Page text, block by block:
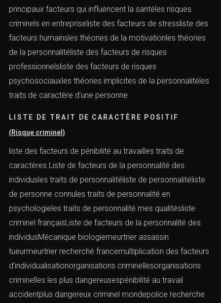
principaux facteurs qui influencent la santéles risques
criminels en entrepriseliste des facteurs de stressliste des
facteurs humainsles théories de la motivationles théories
de la personnalitéliste des facteurs de risques
professionnelsliste des facteurs de risques
psychosociauxles théories implicites de la personnalitéles
traits de caractère d’une personne
LISTE DE TRAIT DE CARACTÈRE POSITIF
(Risque criminel)
liste des facteurs de pénibilité au travailles traits de
caractères Liste de facteurs de la personnalité des
individusles traits de personnalitéliste de personnalitéliste
de personne connules traits de personnalité en
psychologieles traits de personnalité mes qualitésliste
criminel françaisListe de facteurs de la personnalité des
individusMécanique biologiemeurtrier assassin
tueurmeurtrier recherché francemultiplication des facteurs
d’individualisationorganisations criminellesorganisations
criminelles les plus dangereusespénibilité au travail
accidentplus dangereux criminel mondepolice recherche